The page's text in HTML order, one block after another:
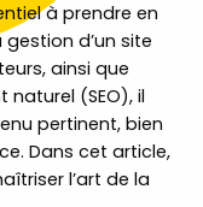
à prendre en
d’un site
ainsi que
(SEO), il
pertinent, bien
Dans cet article,
l’art de la